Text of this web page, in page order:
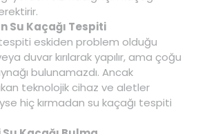
Su Kaçağı Tespiti
eskiden problem olduğu
duvar kırılarak yapılır, ama çoğu
bulunamazdı. Ancak
teknolojik cihaz ve aletler
hiç kırmadan su kaçağı tespiti